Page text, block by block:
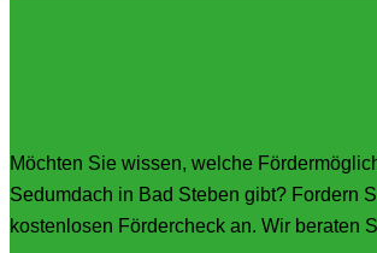
Möchten Sie wissen, welche
Sedumdach in Bad Steben gibt? Fordern
kostenlosen Fördercheck an. Wir beraten